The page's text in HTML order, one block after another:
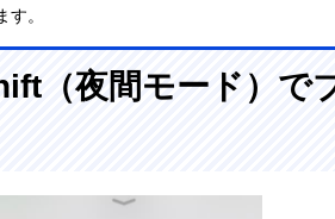
。
（夜間モード）で